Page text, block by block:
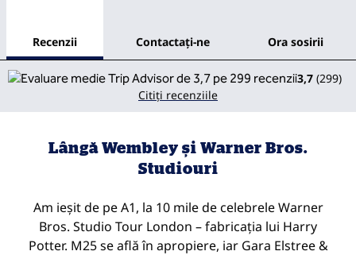
Recenzii Contactaţi-ne Ora sosirii
3,7 (299)
Citiți recenziile
Lângă Wembley și Warner Bros.
Studiouri
Am ieșit de pe A1, la 10 mile de celebrele Warner
Bros. Studio Tour London – fabricația lui Harry
Potter. M25 se află în apropiere, iar Gara Elstree &